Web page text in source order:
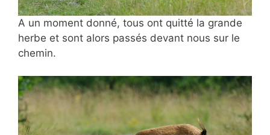
A un moment donné, tous ont quitté la grande
herbe et sont alors passés devant nous sur le
chemin.